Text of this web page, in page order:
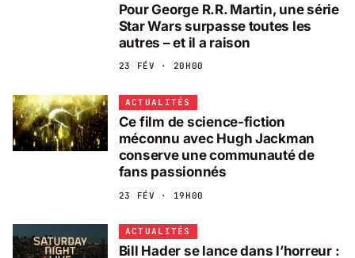
Pour George R.R. Martin, une série
Star Wars surpasse toutes les
autres – et il a raison
23 FÉV · 20H00
ACTUALITÉS
Ce film de science-fiction
méconnu avec Hugh Jackman
conserve une communauté de
fans passionnés
23 FÉV · 19H00
ACTUALITÉS
Bill Hader se lance dans l’horreur :